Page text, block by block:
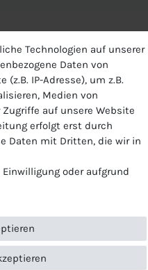
Technologien auf unserer
Daten von
IP-Adresse), um z.B.
Medien von
auf unsere Website
erfolgt erst durch
Daten mit Dritten, die wir in
oder aufgrund
besteht das Recht, nicht
zu einem späteren
Beachten Sie unser
zur Verwendung
Daten­schutz­erklärung